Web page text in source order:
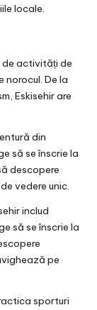
locale.
de activități de
norocul. De la
Eskisehir are
din
să se înscrie la
descopere
vedere unic.
includ
să se înscrie la
pe
sporturi